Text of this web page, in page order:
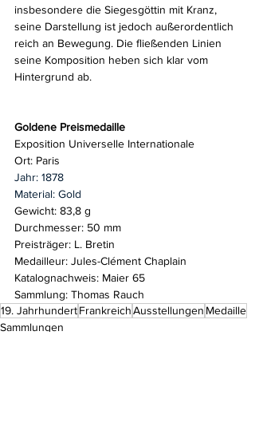
insbesondere die Siegesgöttin mit Kranz,
seine Darstellung ist jedoch außerordentlich
reich an Bewegung. Die fließenden Linien
seine Komposition heben sich klar vom
Hintergrund ab.
Goldene Preismedaille
Exposition Universelle Internationale
Ort: Paris
Jahr: 1878
Material: Gold
Gewicht: 83,8 g
Durchmesser: 50 mm
Preisträger: L. Bretin
Medailleur: Jules-Clément Chaplain
Katalognachweis: Maier 65
Sammlung: Thomas Rauch
19. JahrhundertFrankreichAusstellungen Medaille
Sammlungen